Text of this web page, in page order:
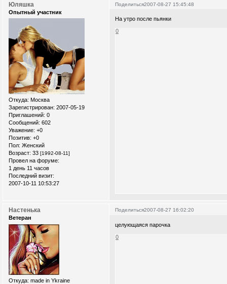
Поделиться2007-08-27 15:45:48
Юляшка
Опытный участник
Откуда: Москва
Зарегистрирован: 2007-05-19
Приглашений: 0
Сообщений: 602
Уважение: +0
Позитив: +0
Пол: Женский
Возраст: 33 [1992-08-11]
Провел на форуме:
1 день 11 часов
Последний визит:
2007-10-11 10:53:27
На утро после пьянки
0
Поделиться2007-08-27 16:02:20
Настенька
Ветеран
Откуда: made in Ykraine
целующаяся парочка
0